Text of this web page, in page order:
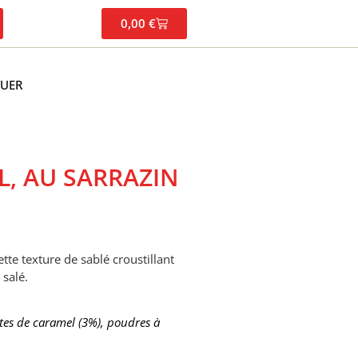
0,00 €
AU SARRAZIN
texture de sablé croustillant
de caramel (3%), poudres à